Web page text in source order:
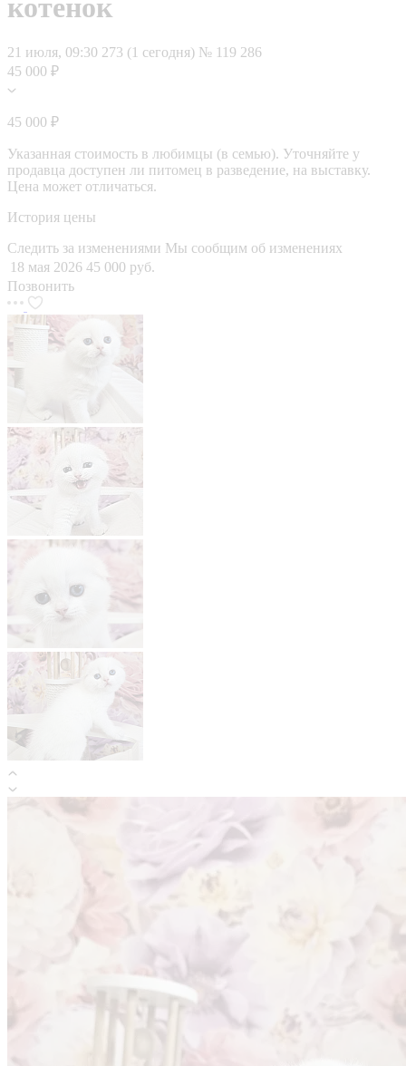
котенок
21 июля, 09:30 273 (1 сегодня) № 119 286
45 000 ₽
45 000 ₽
Указанная стоимость в любимцы (в семью). Уточняйте у
продавца доступен ли питомец в разведение, на выставку.
Цена может отличаться.
История цены
Следить за изменениями Мы сообщим об изменениях
18 мая 2026 45 000 руб.
Позвонить